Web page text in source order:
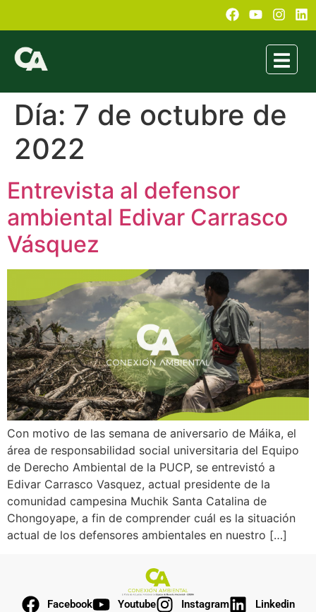
Día: 7 de octubre de
2022
Entrevista al defensor
ambiental Edivar Carrasco
Vásquez
Con motivo de las semana de aniversario de Máika, el
área de responsabilidad social universitaria del Equipo
de Derecho Ambiental de la PUCP, se entrevistó a
Edivar Carrasco Vasquez, actual presidente de la
comunidad campesina Muchik Santa Catalina de
Chongoyape, a fin de comprender cuál es la situación
actual de los defensores ambientales en nuestro […]
Facebook Youtube Instagram Linkedin